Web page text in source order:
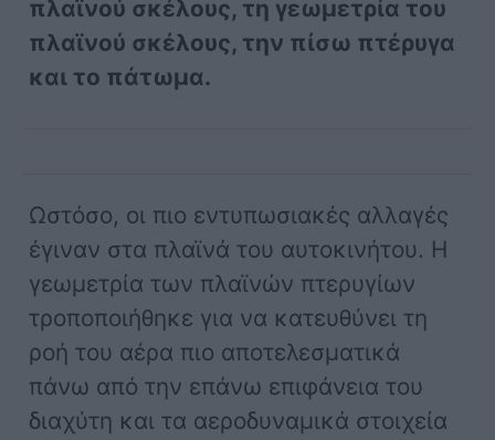
πλαϊνού σκέλους, τη γεωμετρία του
πλαϊνού σκέλους, την πίσω πτέρυγα
και το πάτωμα.
Ωστόσο, οι πιο εντυπωσιακές αλλαγές
έγιναν στα πλαϊνά του αυτοκινήτου. Η
γεωμετρία των πλαϊνών πτερυγίων
τροποποιήθηκε για να κατευθύνει τη
ροή του αέρα πιο αποτελεσματικά
πάνω από την επάνω επιφάνεια του
διαχύτη και τα αεροδυναμικά στοιχεία